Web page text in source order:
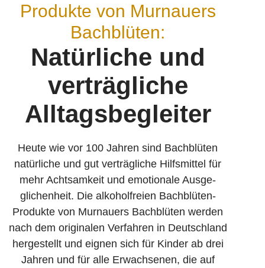
Produkte von Murnauers
Bachblüten:
Natürliche und
verträg­liche
Alltags­begleiter
Heute wie vor 100 Jahren sind Bachblüten
natürliche und gut verträgliche Hilfsmittel für
mehr Achtsamkeit und emotionale Ausge­
glichenheit. Die alkoholfreien Bachblüten-
Produkte von Murnauers Bachblüten werden
nach dem originalen Verfahren in Deutschland
hergestellt und eignen sich für Kinder ab drei
Jahren und für alle Erwachsenen, die auf